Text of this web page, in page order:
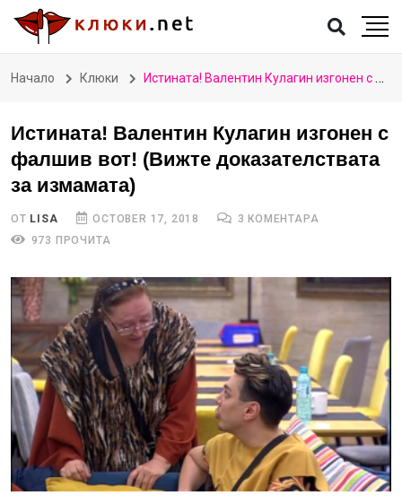
Начало Клюки Истината! Валентин Кулагин изгонен с фалшив вот! (Вижте доказателствата за измамата)
Истината! Валентин Кулагин изгонен с
фалшив вот! (Вижте доказателствата
за измамата)
ОТ LISA OCTOBER 17, 2018
3 КОМЕНТАРА
973 ПРОЧИТА